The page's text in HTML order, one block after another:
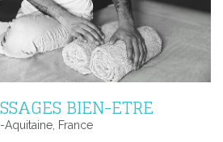
BIEN-ETRE
Aquitaine, France